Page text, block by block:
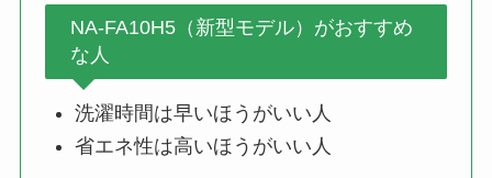
NA-FA10H5（新型モデル）がおすすめ
な人
洗濯時間は早いほうがいい人
省エネ性は高いほうがいい人